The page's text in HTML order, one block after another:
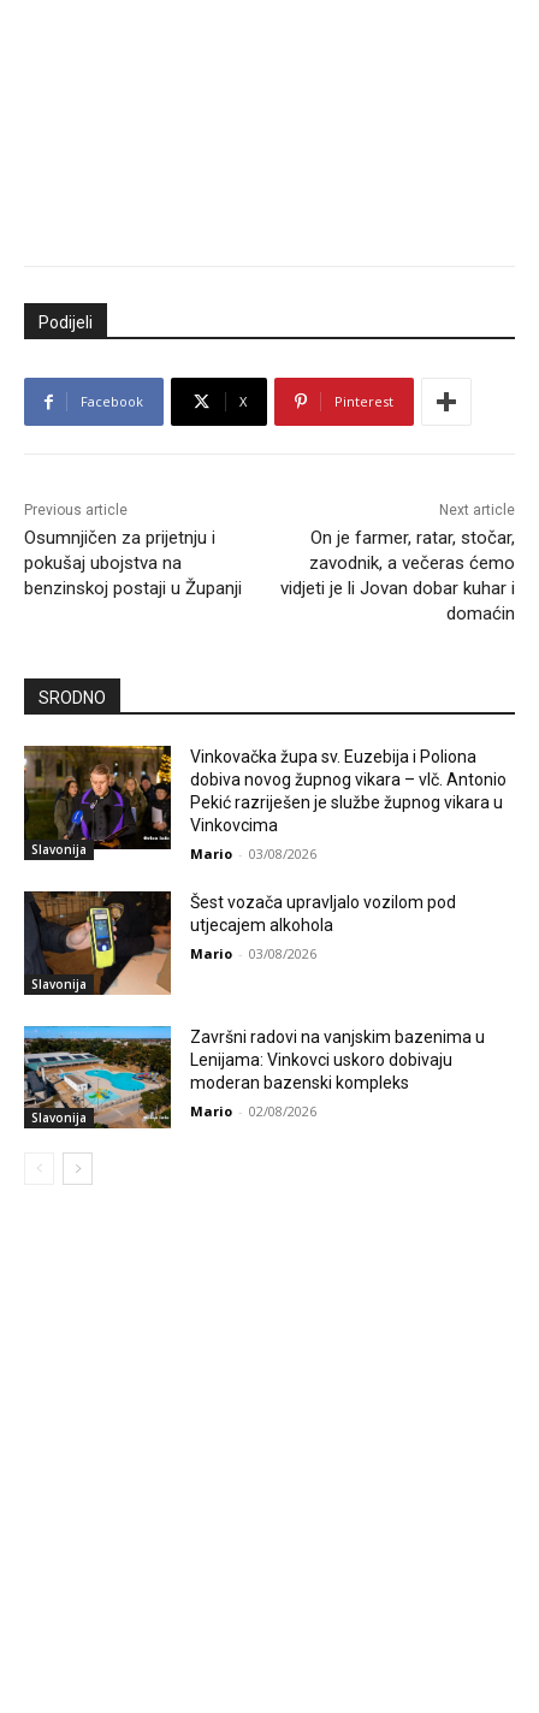
Podijeli
Facebook X Pinterest
Previous article
Osumnjičen za prijetnju i
pokušaj ubojstva na
benzinskoj postaji u Županji
Next article
On je farmer, ratar, stočar,
zavodnik, a večeras ćemo
vidjeti je li Jovan dobar kuhar i
domaćin
SRODNO
Slavonija
Vinkovačka župa sv. Euzebija i Poliona
dobiva novog župnog vikara – vlč. Antonio
Pekić razriješen je službe župnog vikara u
Vinkovcima
Mario - 03/08/2026
Slavonija
Šest vozača upravljalo vozilom pod
utjecajem alkohola
Mario - 03/08/2026
Slavonija
Završni radovi na vanjskim bazenima u
Lenijama: Vinkovci uskoro dobivaju
moderan bazenski kompleks
Mario - 02/08/2026